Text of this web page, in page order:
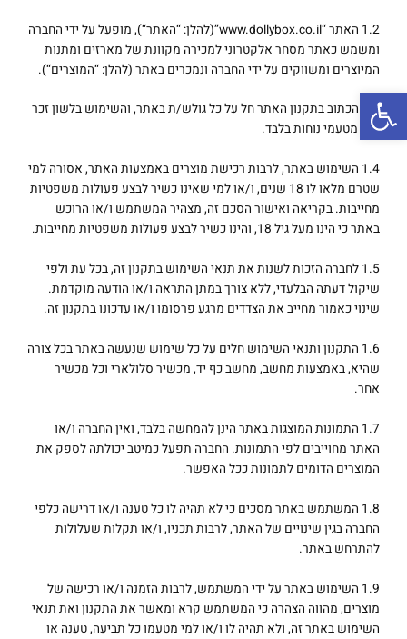
פתח סרגל נגישות
1.2 האתר “www.dollybox.co.il”(להלן: “האתר“), מופעל על ידי החברה
ומשמש כאתר מסחר אלקטרוני למכירה מקוונת של מארזים ומתנות
המיוצרים ומשווקים על ידי החברה ונמכרים באתר (להלן: “המוצרים“).
1.3 הכתוב בתקנון האתר חל על כל גולש/ת באתר, והשימוש בלשון זכר
הוא מטעמי נוחות בלבד.
1.4 השימוש באתר, לרבות רכישת מוצרים באמצעות האתר, אסורה למי
שטרם מלאו לו 18 שנים, ו/או למי שאינו כשיר לבצע פעולות משפטיות
מחייבות. בקריאה ואישור הסכם זה, מצהיר המשתמש ו/או הרוכש
באתר כי הינו מעל גיל 18, והינו כשיר לבצע פעולות משפטיות מחייבות.
1.5 לחברה הזכות לשנות את תנאי השימוש בתקנון זה, בכל עת ולפי
שיקול דעתה הבלעדי, ללא צורך במתן התראה ו/או הודעה מוקדמת.
שינוי כאמור מחייב את הצדדים מרגע פרסומו ו/או עדכונו בתקנון זה.
1.6 התקנון ותנאי השימוש חלים על כל שימוש שנעשה באתר בכל צורה
שהיא, באמצעות מחשב, מחשב כף יד, מכשיר סלולארי וכל מכשיר
אחר.
1.7 התמונות המוצגות באתר הינן להמחשה בלבד, ואין החברה ו/או
האתר מחוייבים לפי התמונות. החברה תפעל כמיטב יכולתה לספק את
המוצרים הדומים לתמונות ככל האפשר.
1.8 המשתמש באתר מסכים כי לא תהיה לו כל טענה ו/או דרישה כלפי
החברה בגין שינויים של האתר, לרבות תכניו, ו/או תקלות שעלולות
להתרחש באתר.
1.9 השימוש באתר על ידי המשתמש, לרבות הזמנה ו/או רכישה של
מוצרים, מהווה הצהרה כי המשתמש קרא ומאשר את התקנון ואת תנאי
השימוש באתר זה, ולא תהיה לו ו/או למי מטעמו כל תביעה, טענה או